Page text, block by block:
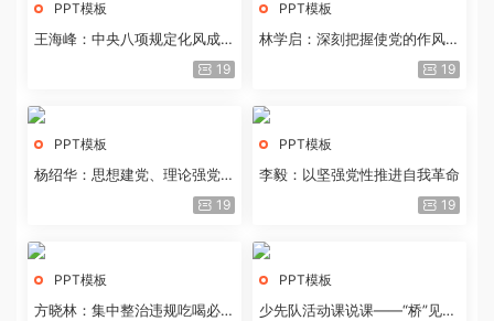
PPT模板
王海峰：中央八项规定化风成俗
19
PPT模板
林学启：深刻把握使党的作风全
19
PPT模板
杨绍华：思想建党、理论强党的
19
PPT模板
李毅：以坚强党性推进自我革命
19
PPT模板
方晓林：集中整治违规吃喝必须
PPT模板
少先队活动课说课——“桥”见中